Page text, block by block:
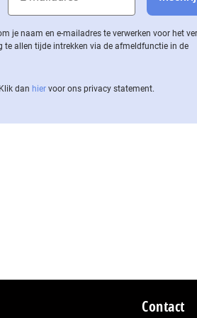
je naam en e-mailadres te verwerken voor het
allen tijde intrekken via de af­meld­func­tie in de
dan hier voor ons privacy statement.
Contact